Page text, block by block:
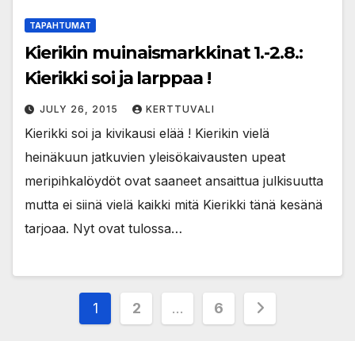
TAPAHTUMAT
Kierikin muinaismarkkinat 1.-2.8.:
Kierikki soi ja larppaa !
JULY 26, 2015 KERTTUVALI
Kierikki soi ja kivikausi elää ! Kierikin vielä
heinäkuun jatkuvien yleisökaivausten upeat
meripihkalöydöt ovat saaneet ansaittua julkisuutta
mutta ei siinä vielä kaikki mitä Kierikki tänä kesänä
tarjoaa. Nyt ovat tulossa…
Posts
1 2 … 6